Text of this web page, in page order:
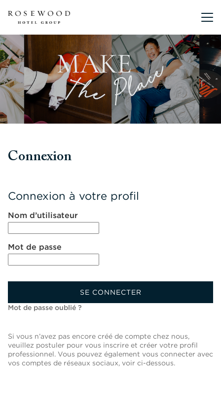
Menu
Connexion
Connexion à votre profil
Nom d’utilisateur
Mot de passe
SE CONNECTER
Mot de passe oublié ?
Si vous n’avez pas encore créé de compte chez nous,
veuillez postuler pour vous inscrire et créer votre profil
professionnel. Vous pouvez également vous connecter avec
vos comptes de réseaux sociaux, voir ci-dessous.